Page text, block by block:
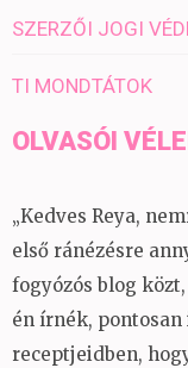
SZERZŐI JOGI
TI MONDTÁTOK
OLVASÓI
„Kedves Reya,
első ránézésre
fogyózós blog
én írnék,
receptjeidben,